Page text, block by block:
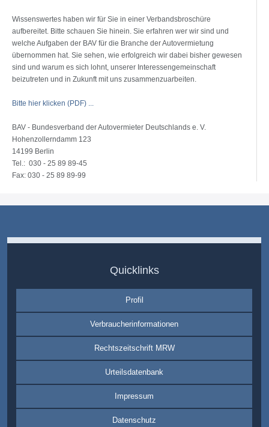
Wissenswertes haben wir für Sie in einer Verbandsbroschüre
aufbereitet. Bitte schauen Sie hinein. Sie erfahren wer wir sind und
welche Aufgaben der BAV für die Branche der Autovermietung
übernommen hat. Sie sehen, wie erfolgreich wir dabei bisher gewesen
sind und warum es sich lohnt, unserer Interessengemeinschaft
beizutreten und in Zukunft mit uns zusammenzuarbeiten.
Bitte hier klicken (PDF) ...
BAV - Bundesverband der Autovermieter Deutschlands e. V.
Hohenzollerndamm 123
14199 Berlin
Tel.: 030 - 25 89 89-45
Fax: 030 - 25 89 89-99
Quicklinks
Profil
Verbraucherinformationen
Rechtszeitschrift MRW
Urteilsdatenbank
Impressum
Datenschutz